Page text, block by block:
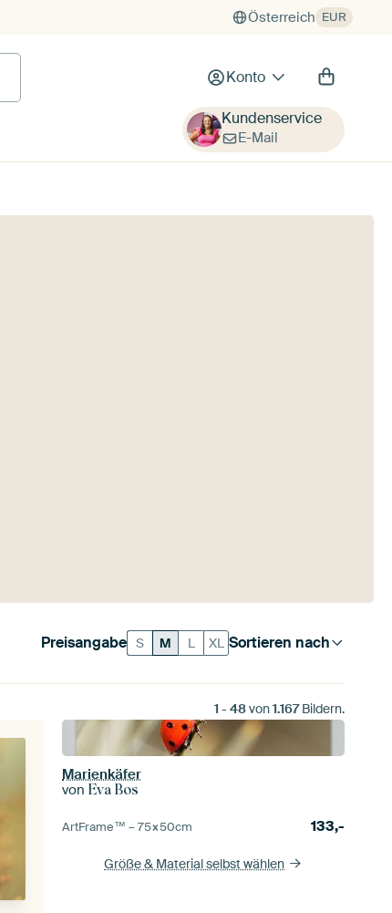
Österreich EUR
Konto
Kundenservice
E-Mail
Sortieren nach
Preisangabe S M L XL
1 - 48von1.167Bildern.
Marienkäfer
vonEva Bos
ArtFrame™ –75×50cm 133,-
Größe & Material selbst wählen